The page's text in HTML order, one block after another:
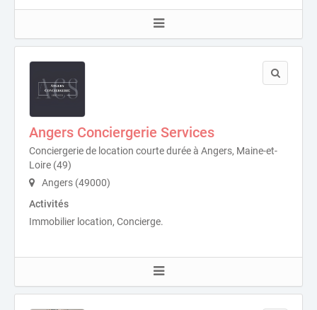
Angers Conciergerie Services
Conciergerie de location courte durée à Angers, Maine-et-
Loire (49)
Angers (49000)
Activités
Immobilier location, Concierge.